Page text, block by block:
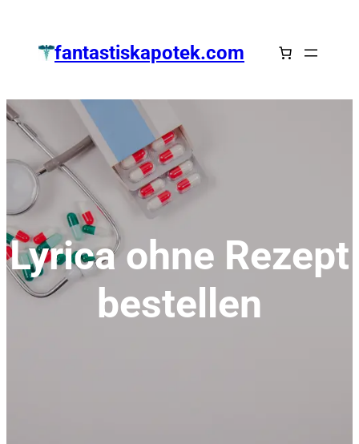
springenfantastiskapotek.com
Lyrica ohne Rezept
bestellen